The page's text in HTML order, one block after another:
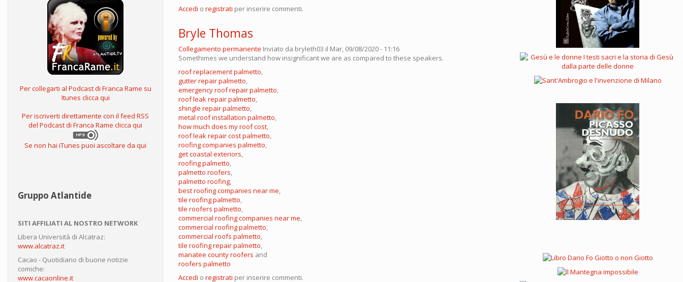
Per collegarti al Podcast di Franca Rame su
Itunes clicca qui
Per iscriverti direttamente con il feed RSS
del Podcast di Franca Rame clicca qui
Se non hai iTunes puoi ascoltare da qui
Gruppo Atlantide
SITI AFFILIATI AL NOSTRO NETWORK
Libera Università di Alcatraz:
www.alcatraz.it
Cacao - Quotidiano di buone notizie
comiche:
www.cacaonline.it
Accedi o registrati per inserire commenti.
Bryle Thomas
Collegamento permanente Inviato da bryleth03 il Mar, 09/08/2020 - 11:16
Somethimes we understand how insignificant we are as compared to these speakers.
roof replacement palmetto,
gutter repair palmetto,
emergency roof repair palmetto,
roof leak repair palmetto,
shingle repair palmetto,
metal roof installation palmetto,
how much does my roof cost,
roof leak repair cost palmetto,
roofing companies palmetto,
get coastal exteriors,
roofing palmetto,
palmetto roofers,
palmetto roofing,
best roofing companies near me,
tile roofing palmetto,
tile roofers palmetto,
commercial roofing companies near me,
commercial roofing palmetto,
commercial roofs palmetto,
tile roofing repair palmetto,
manatee county roofers and
roofers palmetto
Accedi o registrati per inserire commenti.